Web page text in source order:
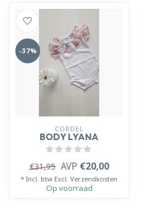
-37%
CORDEL
BODY LYANA
€31,95 AVP €20,00
* Incl. btw Excl. Verzendkosten
Op voorraad